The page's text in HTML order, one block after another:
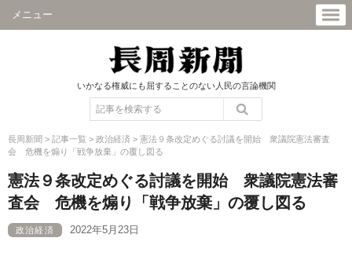
メニュー
いかなる権威にも屈することのない人民の言論機関
長周新聞 > 記事一覧 > 政治経済 > 憲法９条改定めぐる討議を開始 衆議院憲法審査
会 危機を煽り「戦争放棄」の覆し図る
憲法９条改定めぐる討議を開始 衆議院憲法審
査会 危機を煽り「戦争放棄」の覆し図る
政治経済 2022年5月23日